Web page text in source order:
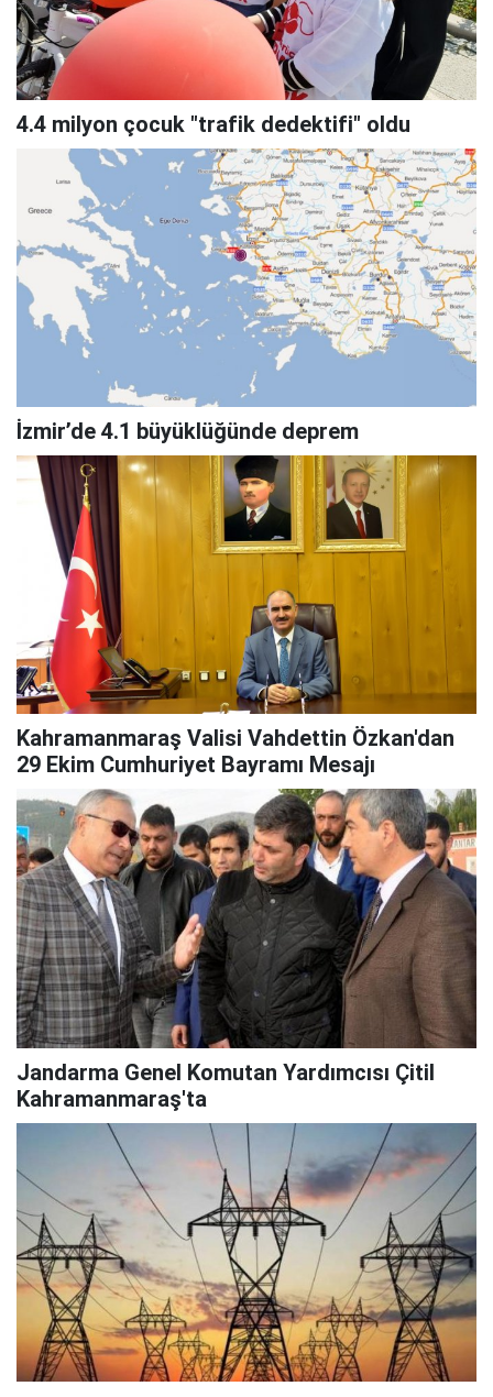
4.4 milyon çocuk "trafik dedektifi" oldu
İzmir’de 4.1 büyüklüğünde deprem
Kahramanmaraş Valisi Vahdettin Özkan'dan
29 Ekim Cumhuriyet Bayramı Mesajı
Jandarma Genel Komutan Yardımcısı Çitil
Kahramanmaraş'ta